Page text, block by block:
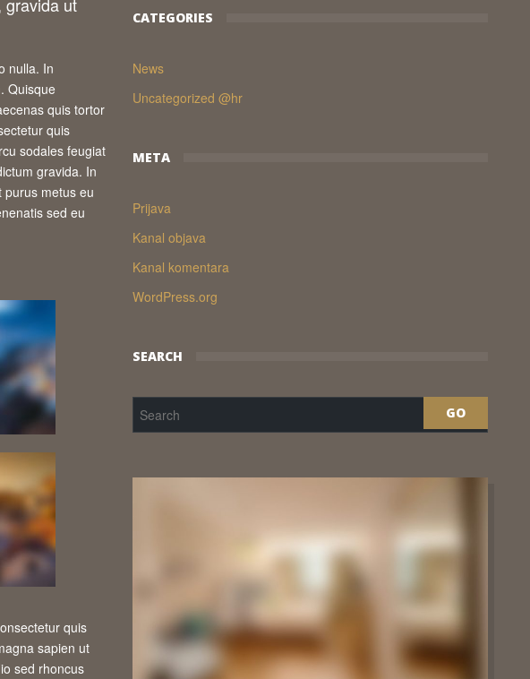
nulla. In
Quisque
quis tortor
quis
sodales feugiat
gravida. In
purus metus eu
sed eu
quis
sapien ut
sed rhoncus
CATEGORIES
News
Uncategorized @hr
META
Prijava
Kanal objava
Kanal komentara
WordPress.org
SEARCH